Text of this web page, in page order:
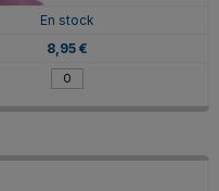
En stock
8,95 €